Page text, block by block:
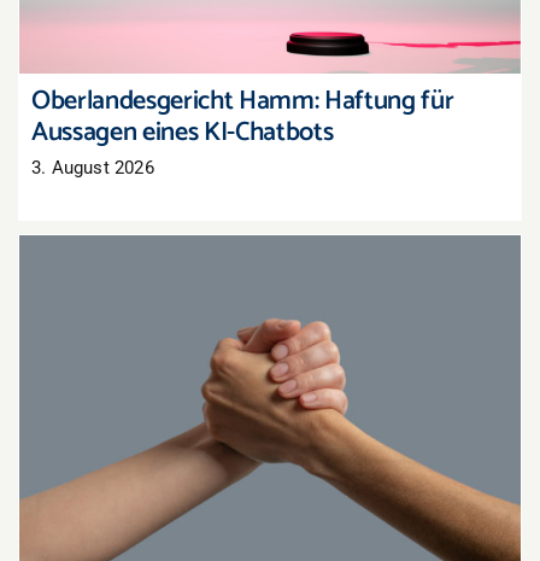
Oberlandesgericht Hamm: Haftung für
Aussagen eines KI-Chatbots
3. August 2026
Gemeinsam stärker: Aktionen mit
Nachbarhändlern organisieren